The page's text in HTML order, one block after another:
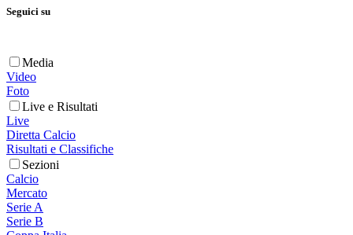
Seguici su
Media
Video
Foto
Live e Risultati
Live
Diretta Calcio
Risultati e Classifiche
Sezioni
Calcio
Mercato
Serie A
Serie B